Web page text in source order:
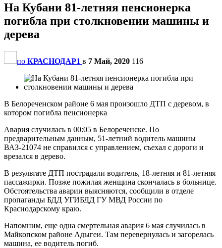
На Кубани 81-летняя пенсионерка
погибла при столкновении машины и
дерева
по КРАСНОДАР1 в 7 Май, 2020 116
В Белореченском районе 6 мая произошло ДТП с деревом, в
котором погибла пенсионерка
Авария случилась в 00:05 в Белореченске. По
предварительным данным, 51-летний водитель машины
ВАЗ-21074 не справился с управлением, съехал с дороги и
врезался в дерево.
В результате ДТП пострадали водитель, 18-летняя и 81-летняя
пассажирки. Позже пожилая женщина скончалась в больнице.
Обстоятельства аварии выясняются, сообщили в отделе
пропаганды БДД УГИБДД ГУ МВД России по
Краснодарскому краю.
Напомним, еще одна смертельная авария 6 мая случилась в
Майкопском районе Адыгеи. Там перевернулась и загорелась
машина, ее водитель погиб.